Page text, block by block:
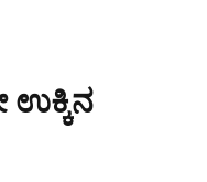
ಉಕ್ಕಿನ